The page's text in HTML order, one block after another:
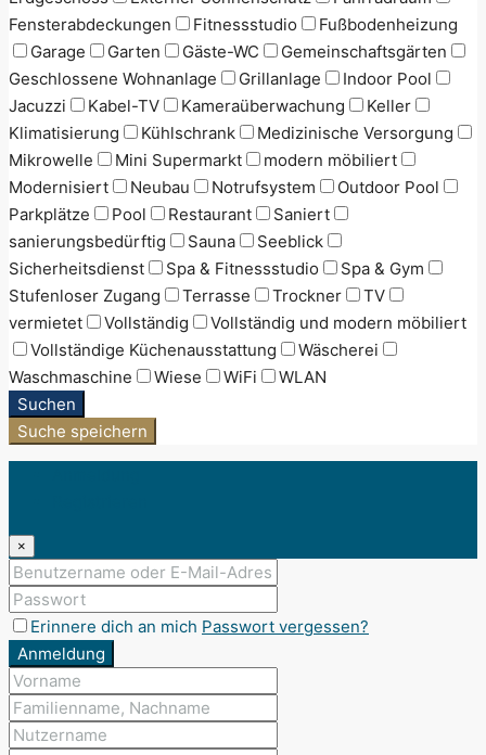
Fensterabdeckungen
Fitnessstudio
Fußbodenheizung
Garage
Garten Gäste-WC
Gemeinschaftsgärten
Geschlossene Wohnanlage
Grillanlage
Indoor Pool
Jacuzzi
Kabel-TV Kameraüberwachung
Keller
Klimatisierung
Kühlschrank
Medizinische Versorgung
Mikrowelle
Mini Supermarkt
modern möbiliert
Modernisiert
Neubau Notrufsystem
Outdoor Pool
Parkplätze
Pool Restaurant
Saniert
sanierungsbedürftig
Sauna
Seeblick
Sicherheitsdienst
Spa & Fitnessstudio
Spa & Gym
Stufenloser Zugang
Terrasse Trockner
TV
vermietet
Vollständig
Vollständig und modern möbiliert
Vollständige Küchenausstattung
Wäscherei
Waschmaschine
Wiese WiFi
WLAN
Suchen
Suche speichern
×
Erinnere dich an mich Passwort vergessen?
Anmeldung